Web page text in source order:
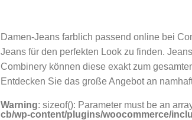
Damen-Jeans farblich passend online bei
Jeans für den perfekten Look zu finden.
Combinery können diese exakt zum
Entdecken Sie das große Angebot an
Warning: sizeof(): Parameter must be an
cb/wp-content/plugins/woocommerce/